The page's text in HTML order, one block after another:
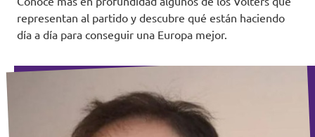
representan al partido y descubre qué están haciendo
día a día para conseguir una Europa mejor.